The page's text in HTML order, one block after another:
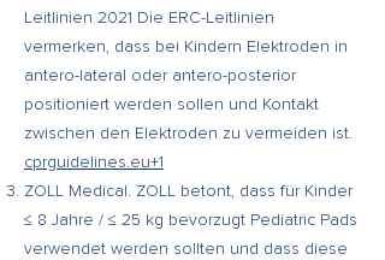
Leitlinien 2021 Die ERC-Leitlinien
vermerken, dass bei Kindern Elektroden in
antero-lateral oder antero-posterior
positioniert werden sollen und Kontakt
zwischen den Elektroden zu vermeiden ist.
cprguidelines.eu+1
ZOLL Medical. ZOLL betont, dass für Kinder
≤ 8 Jahre / ≤ 25 kg bevorzugt Pediatric Pads
verwendet werden sollten und dass diese